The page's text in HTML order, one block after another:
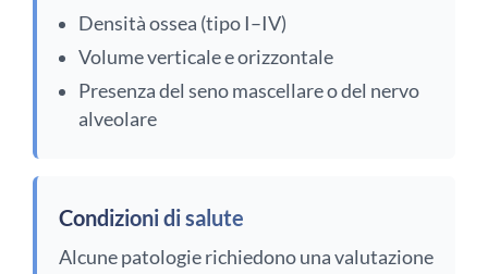
Densità ossea (tipo I–IV)
Volume verticale e orizzontale
Presenza del seno mascellare o del nervo
alveolare
Condizioni di salute
Alcune patologie richiedono una valutazione